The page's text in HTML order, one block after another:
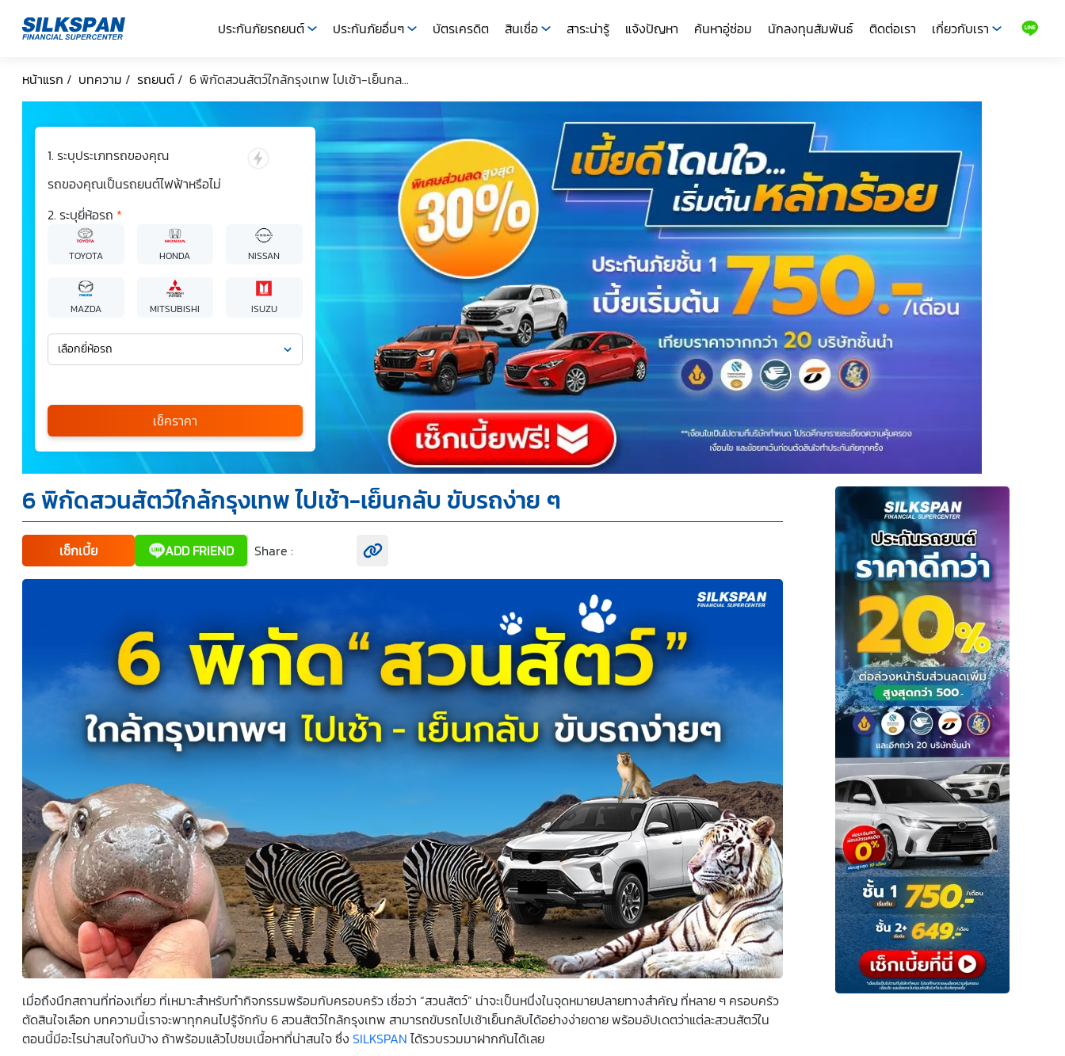
ประกันภัยรถยนต์ ประกันภัยอื่นๆ บัตรเครดิต สินเชื่อ สาระน่ารู้ แจ้งปัญหา ค้นหาอู่ซ่อม นักลงทุนสัมพันธ์ ติดต่อเรา
เกี่ยวกับเรา
หน้าแรก / บทความ / รถยนต์ / 6 พิกัดสวนสัตว์ใกล้กรุงเทพ ไปเช้า-เย็นกล...
ระบุประเภทรถของคุณ
รถของคุณเป็นรถยนต์ไฟฟ้าหรือไม่
ระบุยี่ห้อรถ *
TOYOTA HONDA NISSAN
MAZDA MITSUBISHI ISUZU
เลือกยี่ห้อรถ
เลือกรุ่นรถ
กรุณาเลือก
*
ข้าพเจ้ารับทราบนโยบายคุ้มครองข้อมูลส่วนบุคคล และยินยอม
ให้บริษัท SILKSPAN อินชัวรันซ์ โบรกเกอร์เรจ จำกัด รวมถึง
บริษัทในเครือที่เกี่ยวข้องกัน ตลอดจนคู่ค้าทางธุรกิจและ/หรือ
พันธมิตรของบริษัทเหล่านี้ สามารถเก็บ ใช้ และ/หรือ เปิดเผย
ข้อมูลส่วนบุคคลและข้อมูลส่วนบุคคลที่มีความอ่อนไหวของ
ข้าพเจ้า เพื่อวัตถุประสงค์ในการดำเนินการติดต่อและนำเสนอ
ข้อมูลสำหรับการขายผลิตภัณฑ์ การจัดทำรายการส่งเสริมการ
ขายและการตลาด แจ้งสิทธิประโยชน์หรือข่าวสารต่างๆ แจ้ง
และสิทธิของเจ้าของข้อมูลส่วนบุคคลได้ที่เว็บไซต์
คำประกาศ
เกี่ยวกับความเป็นส่วนตัว
ก่อนให้ความยินยอม ทั้งนี้ ก่อนการ
แสดงเจตนา ข้าพเจ้าได้อ่านรายละเอียดจากเอกสารชี้แจง
ข้อมูล หรือได้รับคำอธิบายจากหน่วยงานถึงวัตถุประสงค์ในการ
เก็บรวบรวม ใช้หรือเปิดเผยข้อมูลส่วนบุคคล (“ประมวลผล
ข้อมูลส่วนบุคคล”) และมีความเข้าใจดีแล้ว ข้าพเจ้าให้ความ
ยินยอมหรือปฏิเสธไม่ให้ความยินยอมในเอกสารนี้ด้วยความ
สมัครใจ ปราศจากการบังคับหรือชักจูง และข้าพเจ้าทราบว่า
ข้าพเจ้าสามารถถอนความยินยอมนี้เสียเมื่อใดก็ได้ เว้นแต่ใน
กรณีมีข้อจำกัดสิทธิตามกฎหมายหรือยังมีสัญญาระหว่าง
ข้าพเจ้ากับสถาบันที่ให้ประโยชน์แก่ข้าพเจ้าอยู่ กรณีที่ข้าพเจ้า
ไม่ให้ความยินยอมจะมีผลทำให้ข้าพเจ้า (เช่น ข้าพเจ้าอาจได้รับ
ความสะดวกในการใช้บริการน้อยลง หรือข้าพเจ้าไม่สามารถเข้า
ถึงฟังก์ชันการใช้งานบางอย่างได้ เป็นต้น) และข้าพเจ้าทราบ
ว่าการถอนความยินยอมดังกล่าว ไม่มีผลกระทบต่อการประมวล
ผลข้อมูลส่วนบุคคลที่ได้ดำเนินการเสร็จสิ้นไปแล้วก่อนการถอน
ความยินยอม โดยข้าพเจ้าให้ถือเอาการกดเลือก “ให้ความ
ยินยอม” ในช่องสนทนา เป็นการแสดงเจตนายินยอมของ
ข้าพเจ้าแทนการลงลายมือชื่อเป็นหลักฐาน
เช็คราคา
6 พิกัดสวนสัตว์ใกล้กรุงเทพ ไปเช้า-เย็นกลับ ขับรถง่าย ๆ
เช็กเบี้ย ADD FRIEND Share : Facebook share
Twitter share
เมื่อถึงนึกสถานที่ท่องเที่ยว ที่เหมาะสำหรับทำกิจกรรมพร้อมกับครอบครัว เชื่อว่า “สวนสัตว์” น่าจะเป็นหนึ่งในจุดหมายปลายทางสำคัญ ที่หลาย ๆ ครอบครัว
ตัดสินใจเลือก บทความนี้เราจะพาทุกคนไปรู้จักกับ 6 สวนสัตว์ใกล้กรุงเทพ สามารถขับรถไปเช้าเย็นกลับได้อย่างง่ายดาย พร้อมอัปเดตว่าแต่ละสวนสัตว์ใน
ตอนนี้มีอะไรน่าสนใจกันบ้าง ถ้าพร้อมแล้วไปชมเนื้อหาที่น่าสนใจ ซึ่ง SILKSPAN ได้รวบรวมมาฝากกันได้เลย